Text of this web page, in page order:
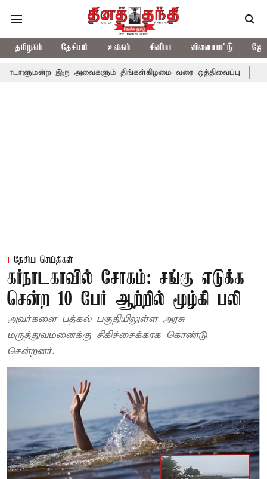
தமிழகம் தேசியம் உலகம் சினிமா விளையாட்டு
இரு அவைகளும் திங்கள்கிழமை வரை ஒத்திவைப்பு டாஸ்மாக்
தேசிய செய்திகள்
கர்நாடகாவில் சோகம்: சங்கு எடுக்க
சென்ற 10 பேர் ஆற்றில் மூழ்கி பலி
அவர்களை பத்கல் பகுதியிலுள்ள அரசு
மருத்துவமனைக்கு சிகிச்சைக்காக கொண்டு
சென்றனர்.